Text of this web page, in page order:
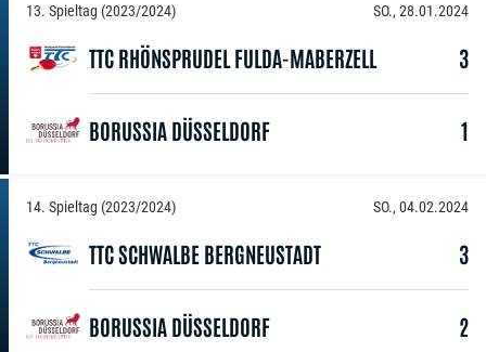
13. Spieltag (2023/2024) SO., 28.01.2024
TTC RHÖNSPRUDEL FULDA-MABERZELL 3
BORUSSIA DÜSSELDORF 1
14. Spieltag (2023/2024) SO., 04.02.2024
TTC SCHWALBE BERGNEUSTADT 3
BORUSSIA DÜSSELDORF 2